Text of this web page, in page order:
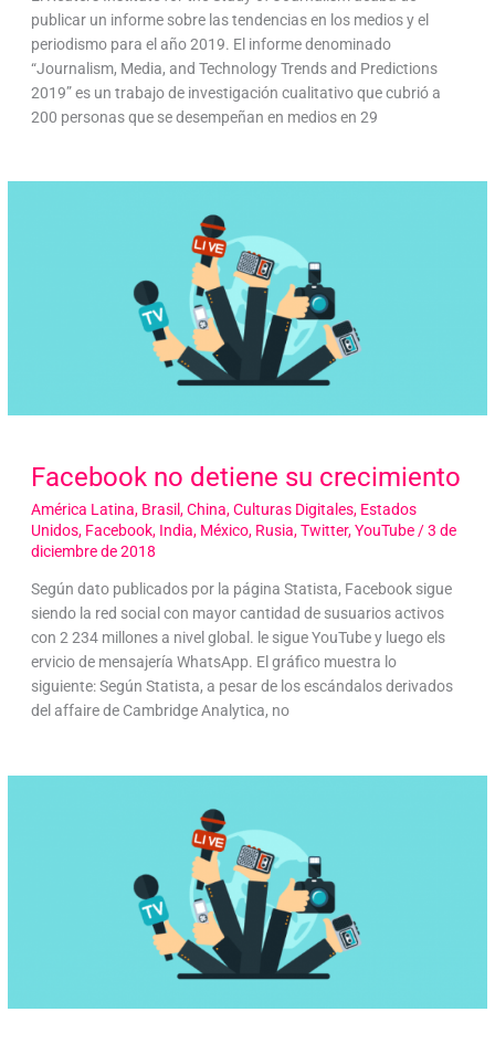
publicar un informe sobre las tendencias en los medios y el
periodismo para el año 2019. El informe denominado
“Journalism, Media, and Technology Trends and Predictions
2019” es un trabajo de investigación cualitativo que cubrió a
200 personas que se desempeñan en medios en 29
Facebook no detiene su crecimiento
América Latina, Brasil,China,Culturas Digitales, Estados
Unidos, Facebook, India, México, Rusia,Twitter,YouTube/3 de
diciembre de 2018
Según dato publicados por la página Statista, Facebook sigue
siendo la red social con mayor cantidad de susuarios activos
con 2 234 millones a nivel global. le sigue YouTube y luego els
ervicio de mensajería WhatsApp. El gráfico muestra lo
siguiente: Según Statista, a pesar de los escándalos derivados
del affaire de Cambridge Analytica, no